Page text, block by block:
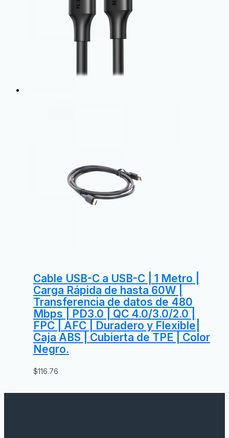
Cable USB-C a USB-C | 1 Metro |
Carga Rápida de hasta 60W |
Transferencia de datos de 480
Mbps | PD3.0 | QC 4.0/3.0/2.0 |
FPC | AFC | Duradero y Flexible|
Caja ABS | Cubierta de TPE | Color
Negro.
$116.76